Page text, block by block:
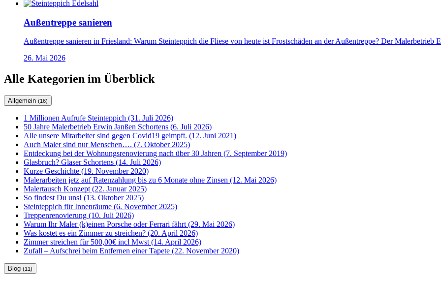
Außentreppe sanieren
Außentreppe sanieren in Friesland: Warum Steinteppich die Fliese von heute ist Frostschäden an der Außentreppe? Der Malerbetrieb
26. Mai 2026
Alle Kategorien im Überblick
Allgemein (16)
1 Millionen Aufrufe Steinteppich (31. Juli 2026)
50 Jahre Malerbetrieb Erwin Janßen Schortens (6. Juli 2026)
Alle unsere Mitarbeiter sind gegen Covid19 geimpft. (12. Juni 2021)
Auch Maler sind nur Menschen…. (7. Oktober 2025)
Entdeckung bei der Wohnungsrenovierung nach über 30 Jahren (7. September 2019)
Glasbruch? Glaser Schortens (14. Juli 2026)
Kurze Geschichte (19. November 2020)
Malerarbeiten jetz auf Ratenzahlung bis zu 6 Monate ohne Zinsen (12. Mai 2026)
Malertausch Konzept (22. Januar 2025)
So findest Du uns! (13. Oktober 2025)
Steinteppich für Innenräume (6. November 2025)
Treppenrenovierung (10. Juli 2026)
Warum Ihr Maler (k)einen Porsche oder Ferrari fährt (29. Mai 2026)
Was kostet es ein Zimmer zu streichen? (20. April 2026)
Zimmer streichen für 500,00€ incl Mwst (14. April 2026)
Zufall – Aufschrei beim Entfernen einer Tapete (22. November 2020)
Blog (11)